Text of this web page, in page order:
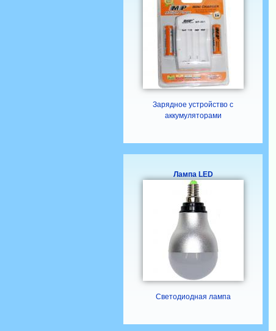
Зарядное устройство с
аккумуляторами
Лампа LED
Светодиодная лампа